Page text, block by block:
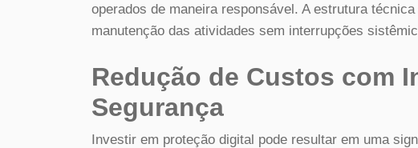
operados de maneira responsável. A estrutura
manutenção das atividades sem interrupções
Redução de Custos com
Segurança
Investir em proteção digital pode resultar em uma